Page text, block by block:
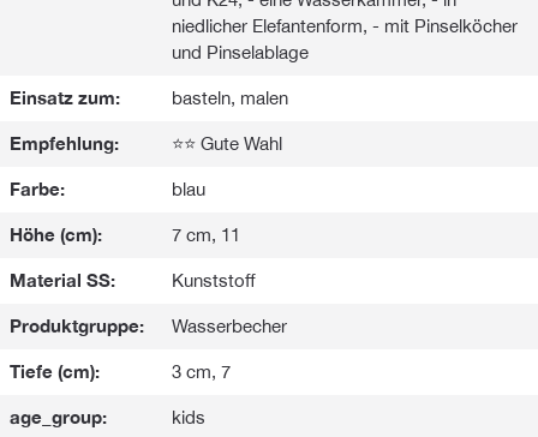
niedlicher Elefantenform, - mit Pinselköcher
und Pinselablage
Einsatz zum: basteln, malen
Empfehlung: ⭐⭐ Gute Wahl
Farbe: blau
Höhe (cm): 7 cm, 11
Material SS: Kunststoff
Produktgruppe: Wasserbecher
Tiefe (cm): 3 cm, 7
age_group: kids